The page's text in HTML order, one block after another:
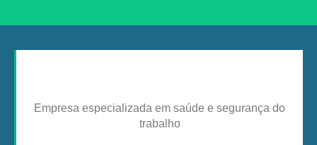
Empresa especializada em saúde e segurança do
trabalho